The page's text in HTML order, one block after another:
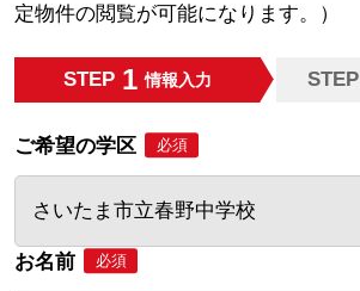
定物件の閲覧が可能になります。）
STEP 1 情報入力 STEP
ご希望の学区 必須
さいたま市立春野中学校
お名前 必須